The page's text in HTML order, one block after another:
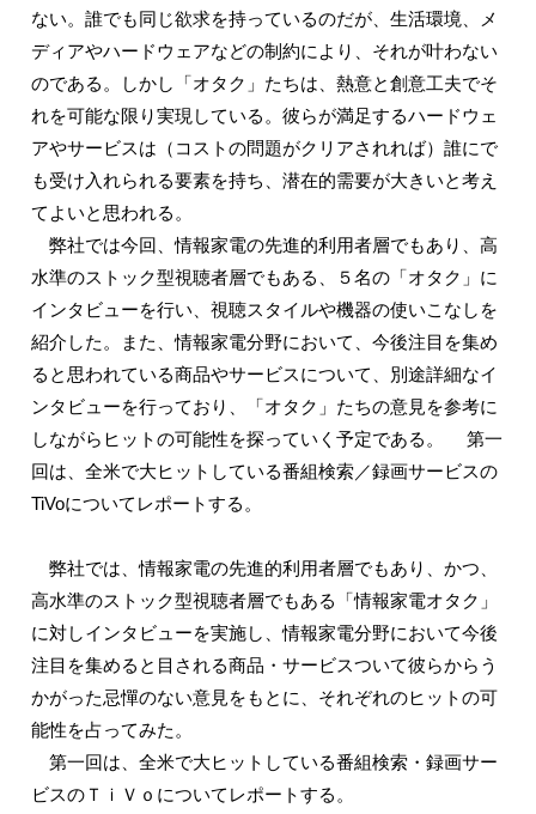
ない。誰でも同じ欲求を持っているのだが、生活環境、メ
ディアやハードウェアなどの制約により、それが叶わない
のである。しかし「オタク」たちは、熱意と創意工夫でそ
れを可能な限り実現している。彼らが満足するハードウェ
アやサービスは（コストの問題がクリアされれば）誰にで
も受け入れられる要素を持ち、潜在的需要が大きいと考え
てよいと思われる。
弊社では今回、情報家電の先進的利用者層でもあり、高
水準のストック型視聴者層でもある、５名の「オタク」に
インタビューを行い、視聴スタイルや機器の使いこなしを
紹介した。また、情報家電分野において、今後注目を集め
ると思われている商品やサービスについて、別途詳細なイ
ンタビューを行っており、「オタク」たちの意見を参考に
しながらヒットの可能性を探っていく予定である。 第一
回は、全米で大ヒットしている番組検索／録画サービスの
TiVoについてレポートする。
弊社では、情報家電の先進的利用者層でもあり、かつ、
高水準のストック型視聴者層でもある「情報家電オタク」
に対しインタビューを実施し、情報家電分野において今後
注目を集めると目される商品・サービスついて彼らからう
かがった忌憚のない意見をもとに、それぞれのヒットの可
能性を占ってみた。
第一回は、全米で大ヒットしている番組検索・録画サー
ビスのＴｉＶｏについてレポートする。